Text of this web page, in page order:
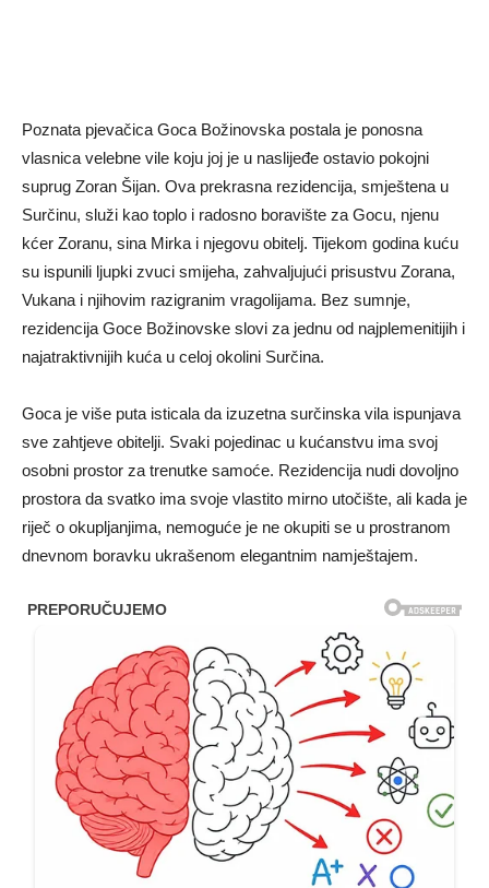
Poznata pjevačica Goca Božinovska postala je ponosna
vlasnica velebne vile koju joj je u naslijeđe ostavio pokojni
suprug Zoran Šijan. Ova prekrasna rezidencija, smještena u
Surčinu, služi kao toplo i radosno boravište za Gocu, njenu
kćer Zoranu, sina Mirka i njegovu obitelj. Tijekom godina kuću
su ispunili ljupki zvuci smijeha, zahvaljujući prisustvu Zorana,
Vukana i njihovim razigranim vragolijama. Bez sumnje,
rezidencija Goce Božinovske slovi za jednu od najplemenitijih i
najatraktivnijih kuća u celoj okolini Surčina.
Goca je više puta isticala da izuzetna surčinska vila ispunjava
sve zahtjeve obitelji. Svaki pojedinac u kućanstvu ima svoj
osobni prostor za trenutke samoće. Rezidencija nudi dovoljno
prostora da svatko ima svoje vlastito mirno utočište, ali kada je
riječ o okupljanjima, nemoguće je ne okupiti se u prostranom
dnevnom boravku ukrašenom elegantnim namještajem.